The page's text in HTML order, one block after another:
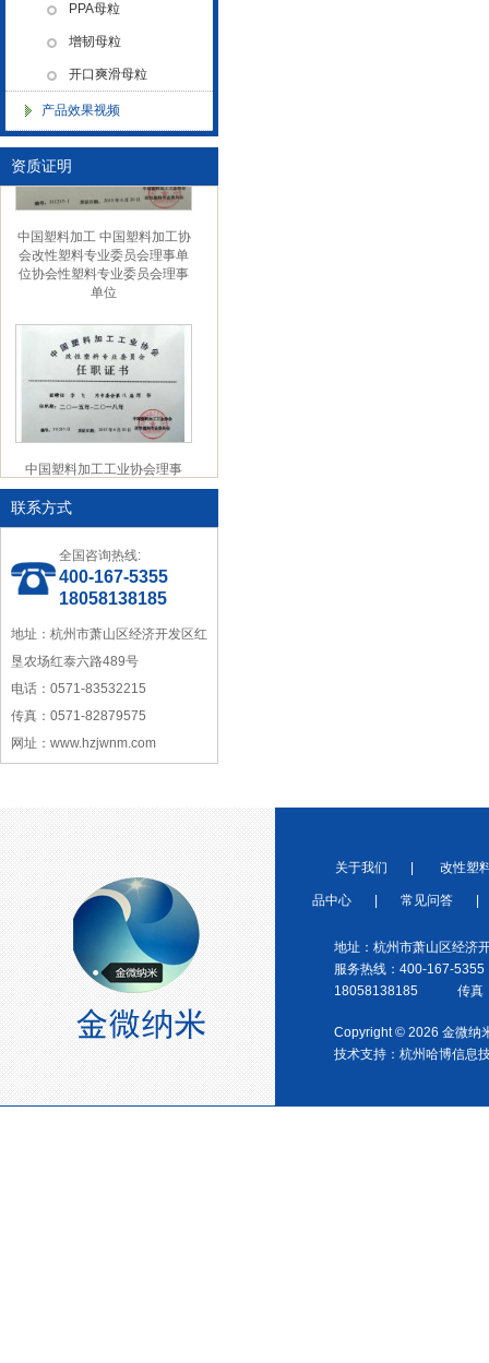
PPA母粒
增韧母粒
开口爽滑母粒
产品效果视频
资质证明
金微纳米（杭州）有限公司搬
新址
中国塑料加工 中国塑料加工协
会改性塑料专业委员会理事单
位协会性塑料专业委员会理事
单位
中国塑料加工工业协会理事
宁波塑料行业优秀供应商
宁波塑料协会理事单位
联系方式
全国咨询热线:
400-167-5355
18058138185
地址：杭州市萧山区经济开发区红
垦农场红泰六路489号
电话：0571-83532215
传真：0571-82879575
网址：www.hzjwnm.com
关于我们 改性塑
品中心 常见问答
地址：杭州市萧山区经济
服务热线：400-167-5355
18058138185 传真：
Copyright © 2026 金微纳
技术支持： 杭州哈博信息